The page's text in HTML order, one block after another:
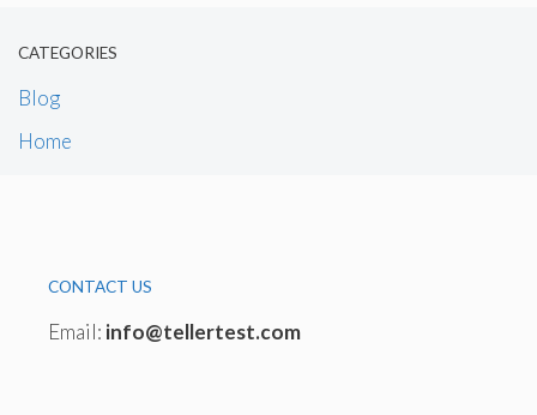
CATEGORIES
Blog
Home
CONTACT US
Email: info@tellertest.com